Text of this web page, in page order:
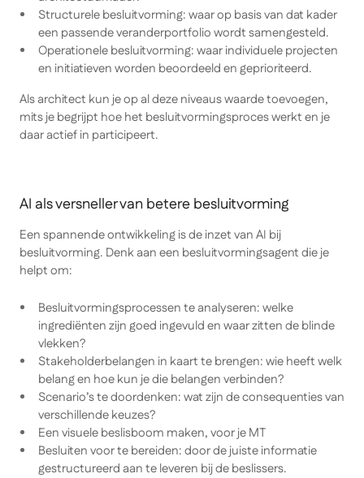
Structurele besluitvorming: waar op basis van dat kader
een passende veranderportfolio wordt samengesteld.
Operationele besluitvorming: waar individuele projecten
en initiatieven worden beoordeeld en geprioriteerd.
Als architect kun je op al deze niveaus waarde toevoegen,
mits je begrijpt hoe het besluitvormingsproces werkt en je
daar actief in participeert.
AI als versneller van betere besluitvorming
Een spannende ontwikkeling is de inzet van AI bij
besluitvorming. Denk aan een besluitvormingsagent die je
helpt om:
Besluitvormingsprocessen te analyseren: welke
ingrediënten zijn goed ingevuld en waar zitten de blinde
vlekken?
Stakeholderbelangen in kaart te brengen: wie heeft welk
belang en hoe kun je die belangen verbinden?
Scenario’s te doordenken: wat zijn de consequenties van
verschillende keuzes?
Een visuele beslisboom maken, voor je MT
Besluiten voor te bereiden: door de juiste informatie
gestructureerd aan te leveren bij de beslissers.